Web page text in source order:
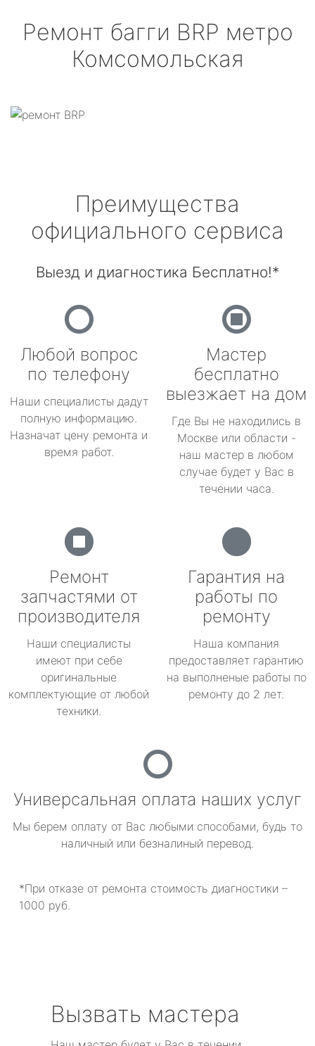
Ремонт багги BRP метро
Комсомольская
Преимущества
официального сервиса
Выезд и диагностика Бесплатно!*
Любой вопрос
по телефону
Наши специалисты дадут
полную информацию.
Назначат цену ремонта и
время работ.
Мастер
бесплатно
выезжает на дом
Где Вы не находились в
Москве или области -
наш мастер в любом
случае будет у Вас в
течении часа.
Ремонт
запчастями от
производителя
Наши специалисты
имеют при себе
оригинальные
комплектующие от любой
техники.
Гарантия на
работы по
ремонту
Наша компания
предоставляет гарантию
на выполненые работы по
ремонту до 2 лет.
Универсальная оплата наших услуг
Мы берем оплату от Вас любыми способами, будь то
наличный или безналиный перевод.
*При отказе от ремонта стоимость диагностики –
1000 руб.
Вызвать мастера